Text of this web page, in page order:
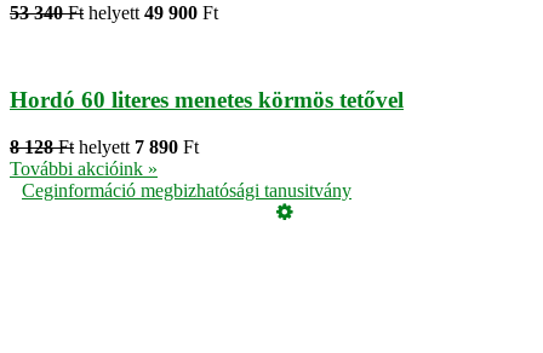
53 340 Ft helyett 49 900 Ft
Hordó 60 literes menetes körmös tetővel
8 128 Ft helyett 7 890 Ft
További akcióink »
Ceginformáció megbizhatósági tanusitvány